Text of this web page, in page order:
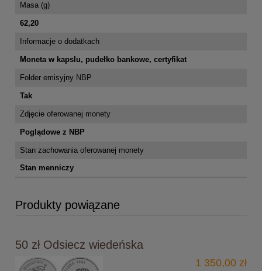
Masa (g)
62,20
Informacje o dodatkach
Moneta w kapslu, pudełko bankowe, certyfikat
Folder emisyjny NBP
Tak
Zdjęcie oferowanej monety
Poglądowe z NBP
Stan zachowania oferowanej monety
Stan menniczy
Produkty powiązane
50 zł Odsiecz wiedeńska
1 350,00 zł